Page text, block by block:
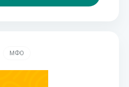
МФО